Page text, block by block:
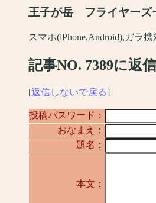
王子が岳 フライヤーズ
スマホ(iPhone,Android),ガラ
記事NO. 7389に返
[返信しないで戻る]
投稿パスワード：
おなまえ：
題名：
本文：